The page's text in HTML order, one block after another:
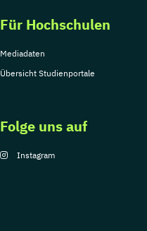
Für Hochschulen
Mediadaten
Übersicht Studienportale
Folge uns auf
Instagram